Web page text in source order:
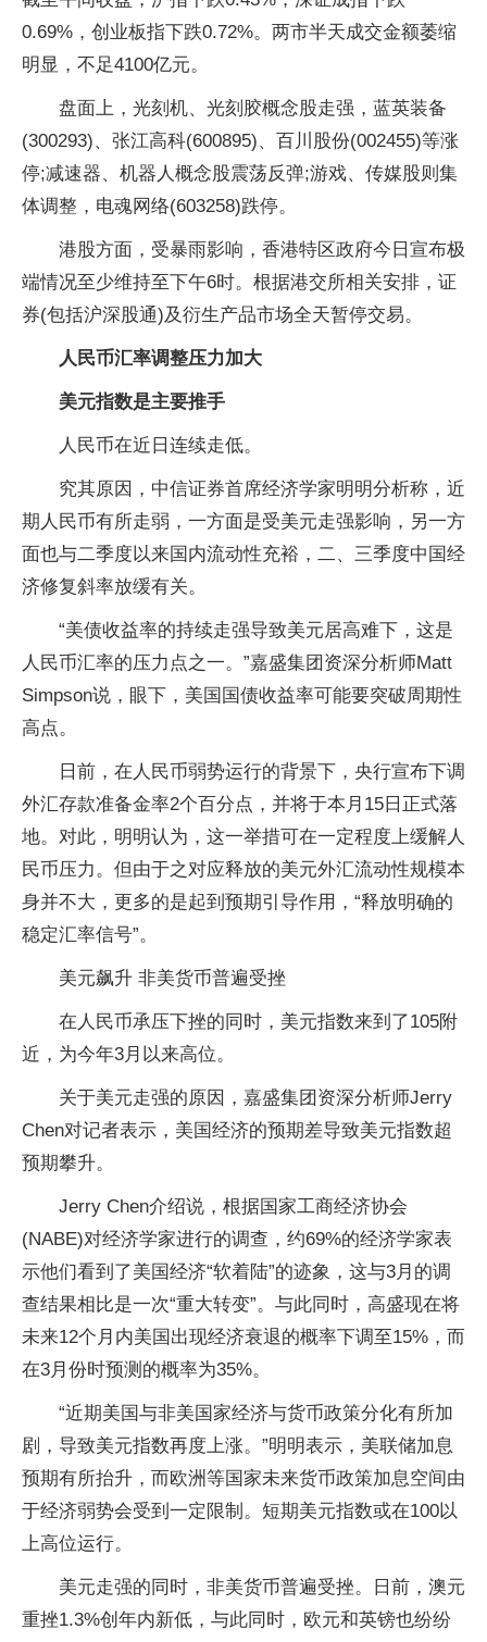
0.69%，创业板指下跌0.72%。两市半天成交金额萎缩
明显，不足4100亿元。
盘面上，光刻机、光刻胶概念股走强，蓝英装备
(300293)、张江高科(600895)、百川股份(002455)等涨
停;减速器、机器人概念股震荡反弹;游戏、传媒股则集
体调整，电魂网络(603258)跌停。
港股方面，受暴雨影响，香港特区政府今日宣布极
端情况至少维持至下午6时。根据港交所相关安排，证
券(包括沪深股通)及衍生产品市场全天暂停交易。
人民币汇率调整压力加大
美元指数是主要推手
人民币在近日连续走低。
究其原因，中信证券首席经济学家明明分析称，近
期人民币有所走弱，一方面是受美元走强影响，另一方
面也与二季度以来国内流动性充裕，二、三季度中国经
济修复斜率放缓有关。
“美债收益率的持续走强导致美元居高难下，这是
人民币汇率的压力点之一。”嘉盛集团资深分析师Matt
Simpson说，眼下，美国国债收益率可能要突破周期性
高点。
日前，在人民币弱势运行的背景下，央行宣布下调
外汇存款准备金率2个百分点，并将于本月15日正式落
地。对此，明明认为，这一举措可在一定程度上缓解人
民币压力。但由于之对应释放的美元外汇流动性规模本
身并不大，更多的是起到预期引导作用，“释放明确的
稳定汇率信号”。
美元飙升 非美货币普遍受挫
在人民币承压下挫的同时，美元指数来到了105附
近，为今年3月以来高位。
关于美元走强的原因，嘉盛集团资深分析师Jerry
Chen对记者表示，美国经济的预期差导致美元指数超
预期攀升。
Jerry Chen介绍说，根据国家工商经济协会
(NABE)对经济学家进行的调查，约69%的经济学家表
示他们看到了美国经济“软着陆”的迹象，这与3月的调
查结果相比是一次“重大转变”。与此同时，高盛现在将
未来12个月内美国出现经济衰退的概率下调至15%，而
在3月份时预测的概率为35%。
“近期美国与非美国家经济与货币政策分化有所加
剧，导致美元指数再度上涨。”明明表示，美联储加息
预期有所抬升，而欧洲等国家未来货币政策加息空间由
于经济弱势会受到一定限制。短期美元指数或在100以
上高位运行。
美元走强的同时，非美货币普遍受挫。日前，澳元
重挫1.3%创年内新低，与此同时，欧元和英镑也纷纷